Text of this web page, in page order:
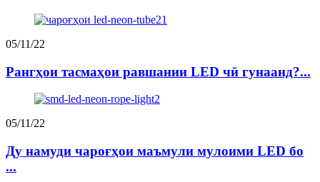
05/11/22
Рангҳои тасмаҳои равшании LED чӣ гунаанд?...
05/11/22
Ду намуди чароғҳои маъмули мулоими LED бо
...